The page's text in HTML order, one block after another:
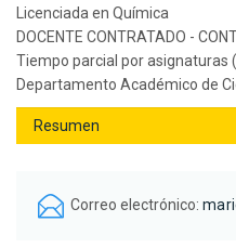
Licenciada en Química
DOCENTE CONTRATADO -
Tiempo parcial por asignaturas
Departamento Académico de
Correo electrónico: